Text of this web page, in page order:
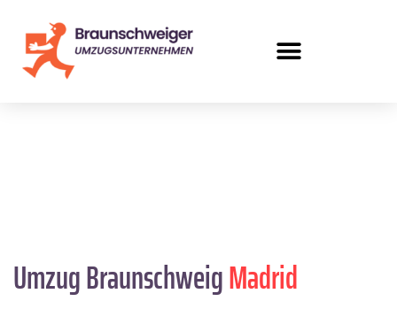
Umzug BraunschweigMadrid